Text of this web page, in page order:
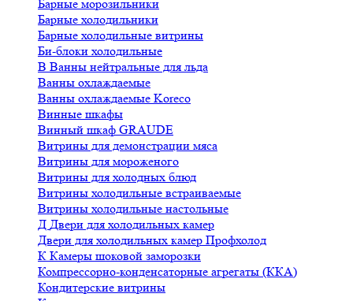
Барные морозильники
Барные холодильники
Барные холодильные витрины
Би-блоки холодильные
В Ванны нейтральные для льда
Ванны охлаждаемые
Ванны охлаждаемые Koreco
Винные шкафы
Винный шкаф GRAUDE
Витрины для демонстрации мяса
Витрины для мороженого
Витрины для холодных блюд
Витрины холодильные встраиваемые
Витрины холодильные настольные
Д Двери для холодильных камер
Двери для холодильных камер Профхолод
К Камеры шоковой заморозки
Компрессорно-конденсаторные агрегаты (ККА)
Кондитерские витрины